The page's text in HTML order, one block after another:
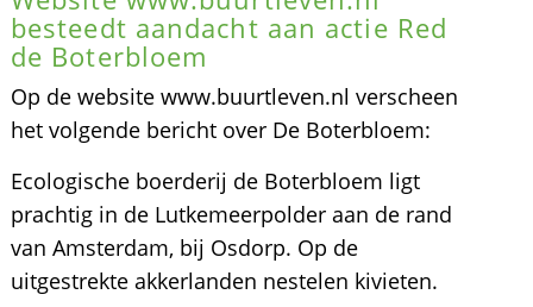
besteedt aandacht aan actie Red
de Boterbloem
Op de website www.buurtleven.nl verscheen
het volgende bericht over De Boterbloem:
Ecologische boerderij de Boterbloem ligt
prachtig in de Lutkemeerpolder aan de rand
van Amsterdam, bij Osdorp. Op de
uitgestrekte akkerlanden nestelen kivieten.